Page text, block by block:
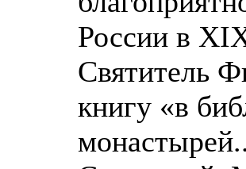
России в
Святитель
книгу «в